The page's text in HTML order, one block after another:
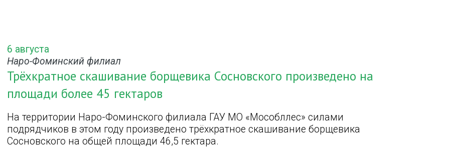
6 августа
Наро-Фоминский филиал
Трёхкратное скашивание борщевика Сосновского произведено на
площади более 45 гектаров
На территории Наро-Фоминского филиала ГАУ МО «Мособллес» силами
подрядчиков в этом году произведено трёхкратное скашивание борщевика
Сосновского на общей площади 46,5 гектара.